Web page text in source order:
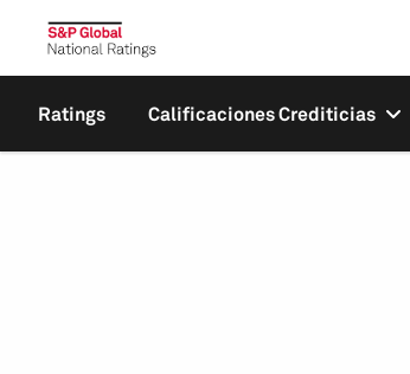
Ratings Calificaciones Crediticias